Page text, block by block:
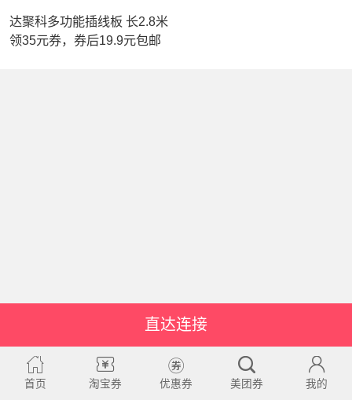
达聚科多功能插线板 长2.8米
领35元券，券后19.9元包邮
直达连接
首页 淘宝券 优惠券 美团券 我的